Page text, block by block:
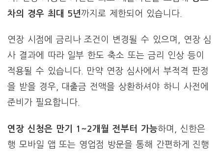
차의 경우 최대 5년까지로 제한되어 있습니다.
연장 시점에 금리나 조건이 변경될 수 있으며, 연장 심
사 결과에 따라 일부 한도 축소 또는 금리 인상 등이
적용될 수 있습니다. 만약 연장 심사에서 부적격 판정
을 받을 경우, 대출금 전액을 상환하셔야 하니 사전에
준비가 필요합니다.
연장 신청은 만기 1~2개월 전부터 가능하며, 신한은
행 모바일 앱 또는 영업점 방문을 통해 간편하게 진행